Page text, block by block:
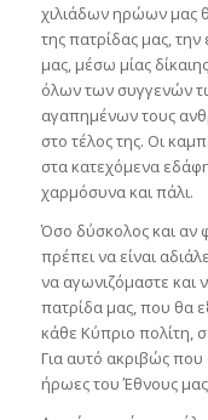
χιλιάδων ηρώων μας
της πατρίδας μας,
μας, μέσω μίας
όλων των συγγενών
αγαπημένων τους
στο τέλος της. Οι
στα κατεχόμενα
χαρμόσυνα και πάλι.
Όσο δύσκολος και αν
πρέπει να είναι
να αγωνιζόμαστε και
πατρίδα μας, που θα
κάθε Κύπριο πολίτη,
Για αυτό ακριβώς που
ήρωες του Έθνους